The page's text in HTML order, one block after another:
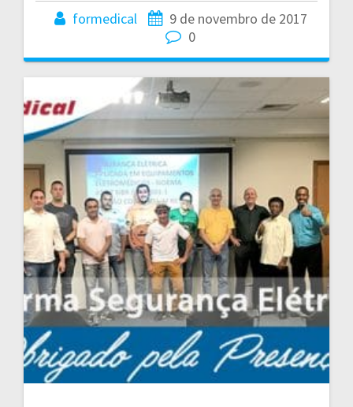
formedical
9 de novembro de 2017
0